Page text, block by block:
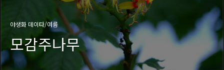
야생화 데이타/여름
모감주나무